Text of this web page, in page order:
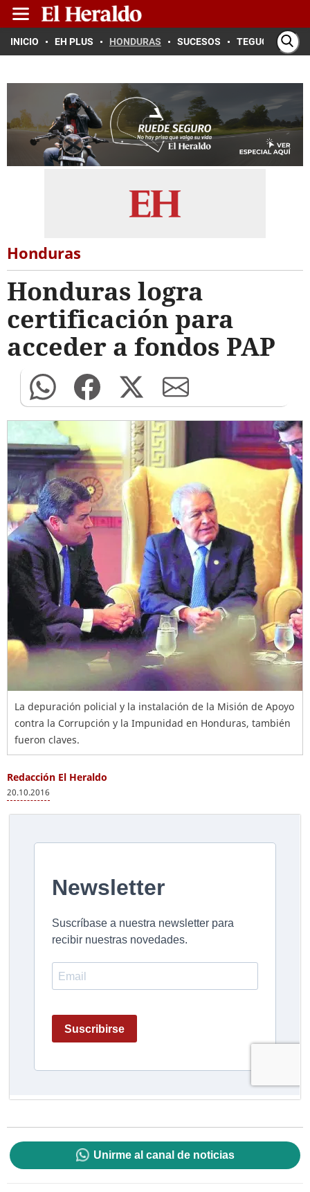
INICIO EH PLUS HONDURAS SUCESOS TEGUCIGALPA
Honduras
Honduras logra
certificación para
acceder a fondos PAP
La depuración policial y la instalación de la Misión de Apoyo
contra la Corrupción y la Impunidad en Honduras, también
fueron claves.
Redacción El Heraldo
20.10.2016
Unirme al canal de noticias